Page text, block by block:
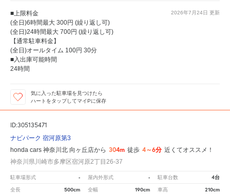
2026年7月24日 更新
■上限料金
(全日)6時間最大 300円 (繰り返し可)
(全日)24時間最大 700円 (繰り返し可)
【通常駐車料金】
(全日)オールタイム 100円 30分
■入出庫可能時間
24時間
気に入った駐車場を見つけたら
ハートをタップしてマイPに保存
ID:305135471
ナビパーク 宿河原第3
honda cars 神奈川北 向ヶ丘店から 304m 徒歩 4～6分 近くてオススメ！
神奈川県川崎市多摩区宿河原2丁目26-37
駐車場形式 - 屋内外形式 - 駐車台数 4台
全長 500cm 全幅 190cm 車高 210cm